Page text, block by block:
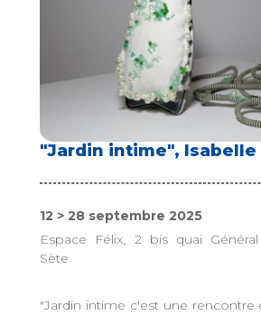
"Jardin intime", Isabelle
12 > 28 septembre 2025
Espace Félix, 2 bis quai
Sète
"Jardin intime c'est une